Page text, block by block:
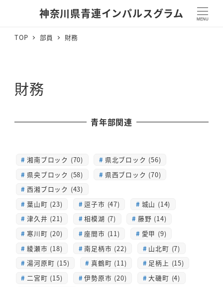
神奈川県青連インパルスグラム MENU
TOP 部員 財務
財務
青年部関連
湘南ブロック (70)
県北ブロック (56)
県央ブロック (58)
県西ブロック (70)
西湘ブロック (43)
葉山町 (23)
逗子市 (47)
城山 (14)
津久井 (21)
相模湖 (7)
藤野 (14)
寒川町 (20)
座間市 (11)
愛甲 (9)
綾瀬市 (18)
南足柄市 (22)
山北町 (7)
湯河原町 (15)
真鶴町 (11)
足柄上 (15)
二宮町 (15)
伊勢原市 (20)
大磯町 (4)